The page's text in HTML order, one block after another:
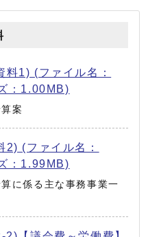
料1) (ファイル名：
：1.00MB)
案
2) (ファイル名：
：1.99MB)
に係る主な事務事業一